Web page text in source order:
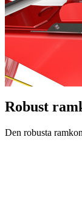
Robust
Den robusta